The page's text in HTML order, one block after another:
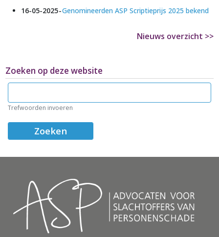
16-05-2025 Genomineerden ASP Scriptieprijs 2025 bekend
Nieuws overzicht >>
Zoeken op deze website
Zoeken
Trefwoorden invoeren